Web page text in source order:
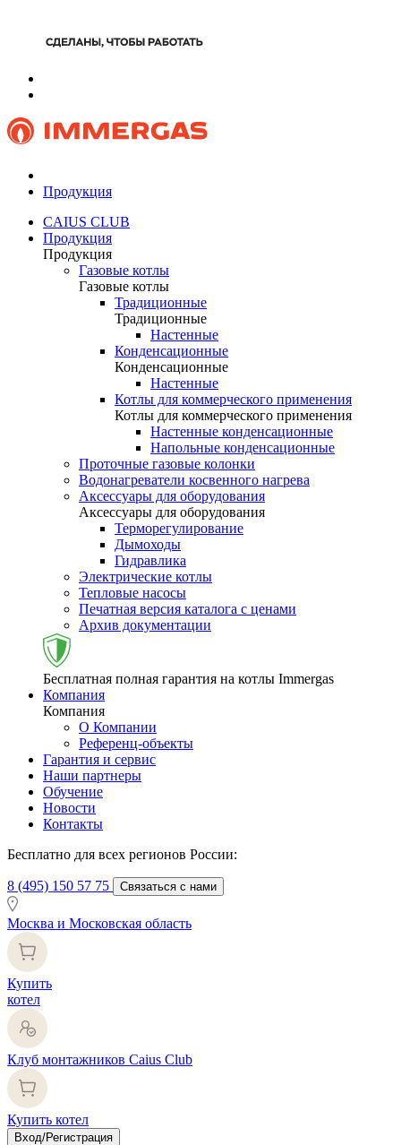
Продукция
CAIUS CLUB
Продукция
Продукция
Газовые котлы
Газовые котлы
Традиционные
Традиционные
Настенные
Конденсационные
Конденсационные
Настенные
Котлы для коммерческого применения
Котлы для коммерческого применения
Настенные конденсационные
Напольные конденсационные
Проточные газовые колонки
Водонагреватели косвенного нагрева
Аксессуары для оборудования
Аксессуары для оборудования
Терморегулирование
Дымоходы
Гидравлика
Электрические котлы
Тепловые насосы
Печатная версия каталога с ценами
Архив документации
Бесплатная полная гарантия на котлы Immergas
Компания
Компания
О Компании
Референц-объекты
Гарантия и сервис
Наши партнеры
Обучение
Новости
Контакты
Бесплатно для всех регионов России:
8 (495) 150 57 75 Связаться с нами
Москва и Московская область
Купить
котел
Клуб монтажников Caius Club
Купить котел
Вход/Регистрация